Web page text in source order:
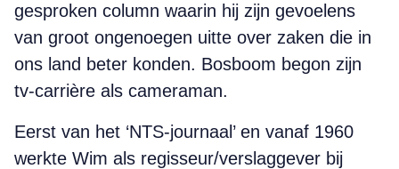
gesproken column waarin hij zijn gevoelens
van groot ongenoegen uitte over zaken die in
ons land beter konden. Bosboom begon zijn
tv-carrière als cameraman.
Eerst van het ‘NTS-journaal’ en vanaf 1960
werkte Wim als regisseur/verslaggever bij